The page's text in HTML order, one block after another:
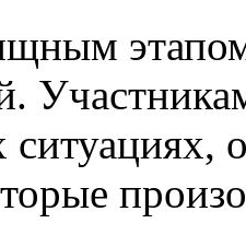
ситуациях,